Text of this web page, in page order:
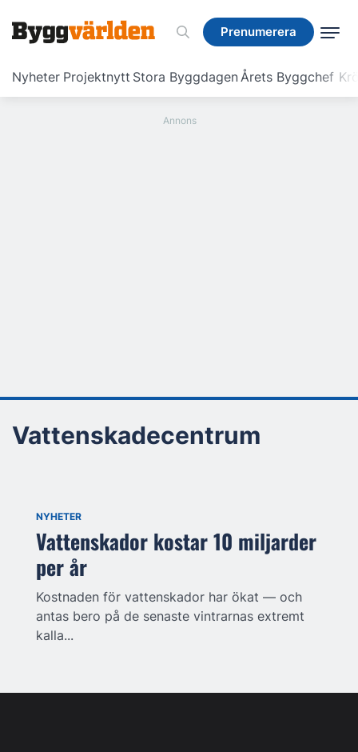
Prenumerera
Nyheter Projektnytt Stora ByggdagenÅrets Byggchef
Prenumerera
Vattenskadecentrum
NYHETER
Vattenskador kostar 10 miljarder
per år
Kostnaden för vattenskador har ökat — och
antas bero på de senaste vintrarnas extremt
kalla...